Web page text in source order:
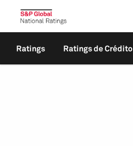
Ratings Ratings de Crédito